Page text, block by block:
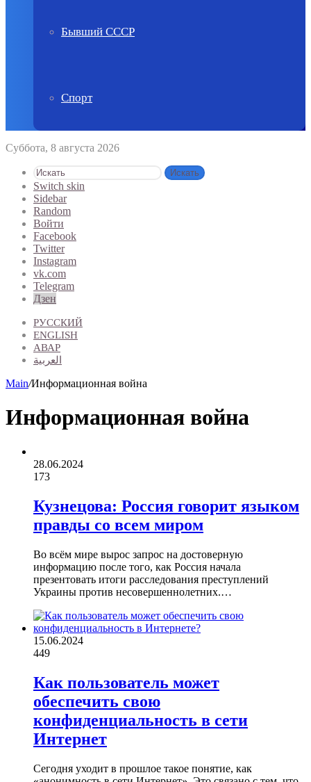
Бывший СССР
Спорт
Суббота, 8 августа 2026
Искать
Switch skin
Sidebar
Random
Войти
Facebook
Twitter
Instagram
vk.com
Telegram
Дзен
РУССКИЙ
ENGLISH
АВАР
العربية
Main/Информационная война
Информационная война
28.06.2024
173
Кузнецова: Россия говорит языком
правды со всем миром
Во всём мире вырос запрос на достоверную
информацию после того, как Россия начала
презентовать итоги расследования преступлений
Украины против несовершеннолетних.…
15.06.2024
449
Как пользователь может
обеспечить свою
конфиденциальность в сети
Интернет
Сегодня уходит в прошлое такое понятие, как